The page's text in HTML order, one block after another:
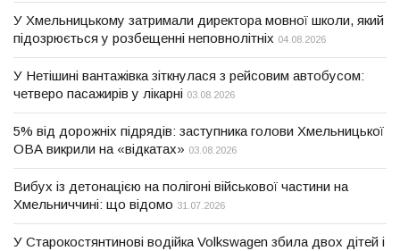
У Хмельницькому затримали директора мовної школи, який
підозрюється у розбещенні неповнолітніх 04.08.2026
У Нетішині вантажівка зіткнулася з рейсовим автобусом:
четверо пасажирів у лікарні 03.08.2026
5% від дорожніх підрядів: заступника голови Хмельницької
ОВА викрили на «відкатах» 03.08.2026
Вибух із детонацією на полігоні військової частини на
Хмельниччині: що відомо 31.07.2026
У Старокостянтинові водійка Volkswagen збила двох дітей і